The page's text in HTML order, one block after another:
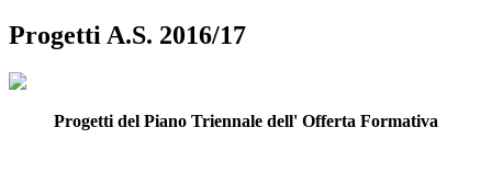
Progetti A.S. 2016/17
Progetti del Piano Triennale dell' Offerta Formativa